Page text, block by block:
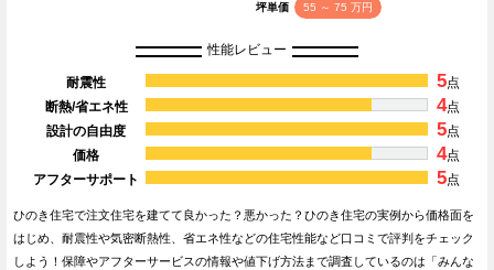
坪単価 55 ～ 75 万円
性能レビュー
耐震性 5点
断熱/省エネ性
4点
設計の自由度
5点
価格
4点
アフターサポート
5点
ひのき住宅で注文住宅を建てて良かった？悪かった？ひのき住宅の実例から価格面を
はじめ、耐震性や気密断熱性、省エネ性などの住宅性能など口コミで評判をチェック
しよう！保障やアフターサービスの情報や値下げ方法まで調査しているのは「みんな